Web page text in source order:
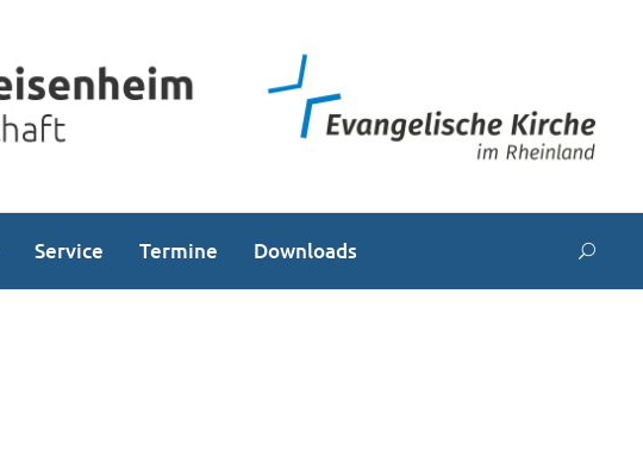
Service Termine Downloads